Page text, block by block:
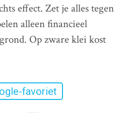
effect. Zet je alles tegen
alleen financieel
Op zware klei kost
favoriet